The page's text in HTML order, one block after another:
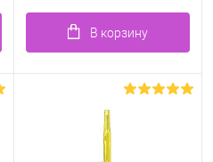
В корзину